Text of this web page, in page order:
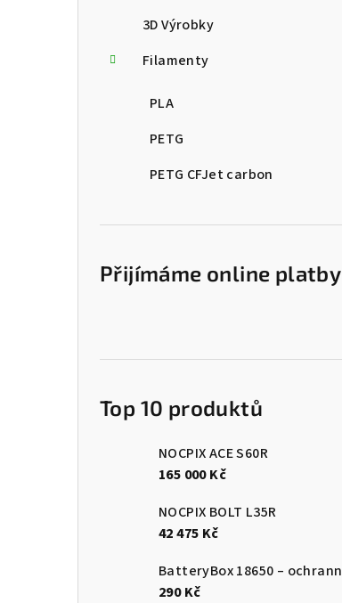
3D Výrobky
Filamenty
PLA
PETG
PETG CFJet carbon
Přijímáme online platby
Top 10 produktů
NOCPIX ACE S60R
165 000 Kč
NOCPIX BOLT L35R
42 475 Kč
290 Kč